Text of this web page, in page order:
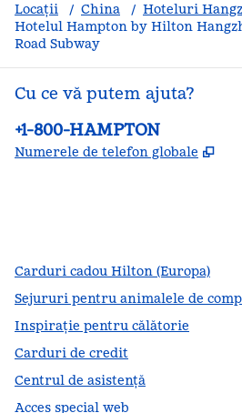
Locații / China / Hoteluri
Hotelul Hampton by Hilton
Road Subway
Cu ce vă putem ajuta?
Telefon:
+1-800-HAMPTON
Numerele de telefon globale ,
Carduri cadou Hilton (Europa)
Sejururi pentru animalele de
Inspirație pentru călătorie
Carduri de credit
Centrul de asistență
Acces special web